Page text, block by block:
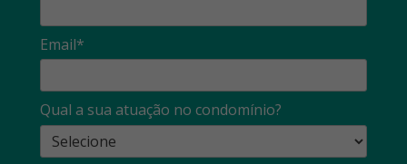
Email*
Qual a sua atuação no condomínio?